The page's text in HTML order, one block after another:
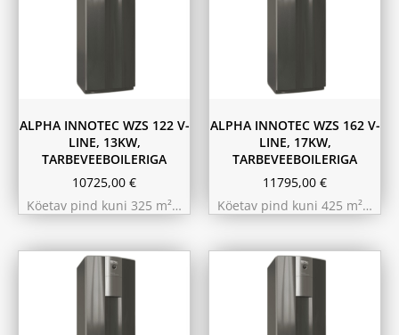
ALPHA INNOTEC WZS 122 V-
LINE, 13KW,
TARBEVEEBOILERIGA
10725,00 €
Köetav pind kuni 325 m²…
ALPHA INNOTEC WZS 162 V-
LINE, 17KW,
TARBEVEEBOILERIGA
11795,00 €
Köetav pind kuni 425 m²…